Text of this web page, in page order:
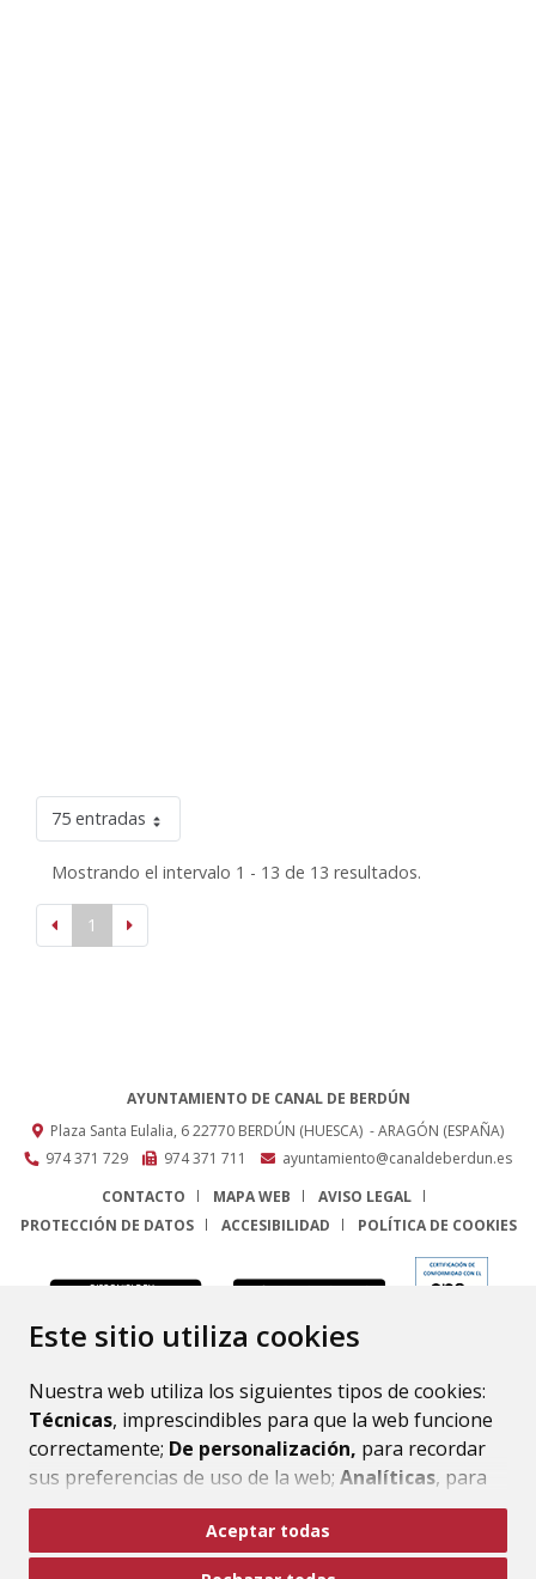
Este sitio utiliza cookies
Nuestra web utiliza los siguientes tipos de cookies:
Técnicas, imprescindibles para que la web funcione
correctamente; De personalización, para recordar
sus preferencias de uso de la web; Analíticas, para
mejorar el funcionamiento de la web y sus servicios.
Si acepta pulsando el botón“Aceptar todas”
Aceptar todas
75 entradas
Mostrando el intervalo 1 - 13 de 13 resultados.
1
AYUNTAMIENTO DE CANAL DE BERDÚN
Plaza Santa Eulalia, 622770 BERDÚN (HUESCA) - ARAGÓN (ESPAÑA)
974 371 729
974 371 711
ayuntamiento@canaldeberdun.es
CONTACTO
MAPA WEB
AVISO LEGAL
PROTECCIÓN DE DATOS
ACCESIBILIDAD POLÍTICA DE COOKIES